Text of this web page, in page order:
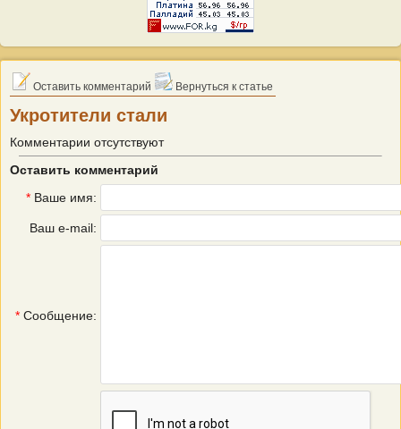
Оставить комментарий Вернуться к статье
Укротители стали
Комментарии отсутствуют
Оставить комментарий
* Ваше имя:
Ваш e-mail:
* Сообщение: